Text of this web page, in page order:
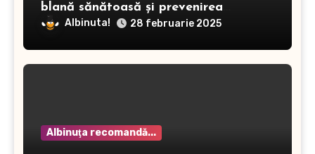
blană sănătoasă și prevenirea
dermatitei
Albinuta! 28 februarie 2025
Albinuţa recomandă...